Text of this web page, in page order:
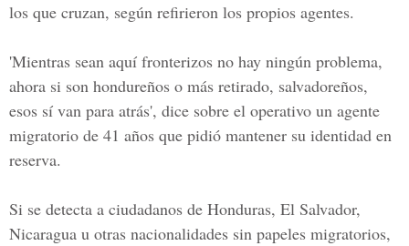
los que cruzan, según refirieron los propios agentes.
'Mientras sean aquí fronterizos no hay ningún problema,
ahora si son hondureños o más retirado, salvadoreños,
esos sí van para atrás', dice sobre el operativo un agente
migratorio de 41 años que pidió mantener su identidad en
reserva.
Si se detecta a ciudadanos de Honduras, El Salvador,
Nicaragua u otras nacionalidades sin papeles migratorios,